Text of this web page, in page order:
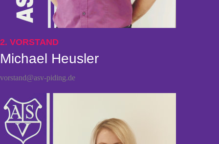
2. VORSTAND
Michael Heusler
vorstand@asv-piding.de